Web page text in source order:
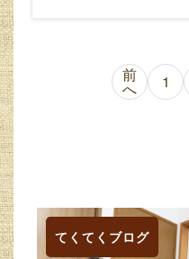
ー
前
へ 1
てくてくブログ